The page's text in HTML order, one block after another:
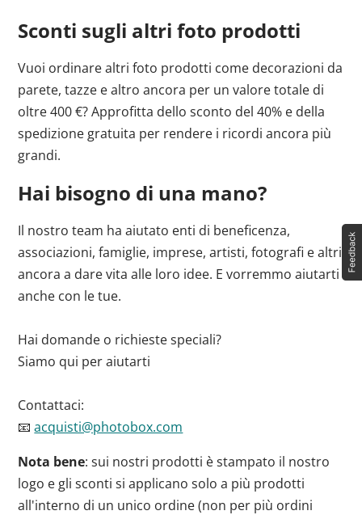
Sconti sugli altri foto prodotti
Vuoi ordinare altri foto prodotti come decorazioni da
parete, tazze e altro ancora per un valore totale di
oltre 400 €? Approfitta dello sconto del 40% e della
spedizione gratuita per rendere i ricordi ancora più
grandi.
Hai bisogno di una mano?
Il nostro team ha aiutato enti di beneficenza,
associazioni, famiglie, imprese, artisti, fotografi e altri
ancora a dare vita alle loro idee. E vorremmo aiutarti
anche con le tue.
Hai domande o richieste speciali?
Siamo qui per aiutarti
Contattaci:
📧acquisti@photobox.com
Nota bene: sui nostri prodotti è stampato il nostro
logo e gli sconti si applicano solo a più prodotti
all'interno di un unico ordine (non per più ordini